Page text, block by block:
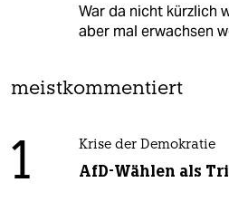
War da nicht kürzlich
aber mal erwachsen
meistkommentiert
1 Krise der Demokratie
AfD-Wählen als